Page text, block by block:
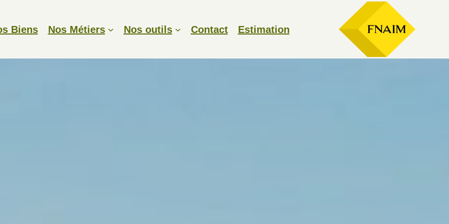
Biens Nos Métiers Nos outils Contact Estimation